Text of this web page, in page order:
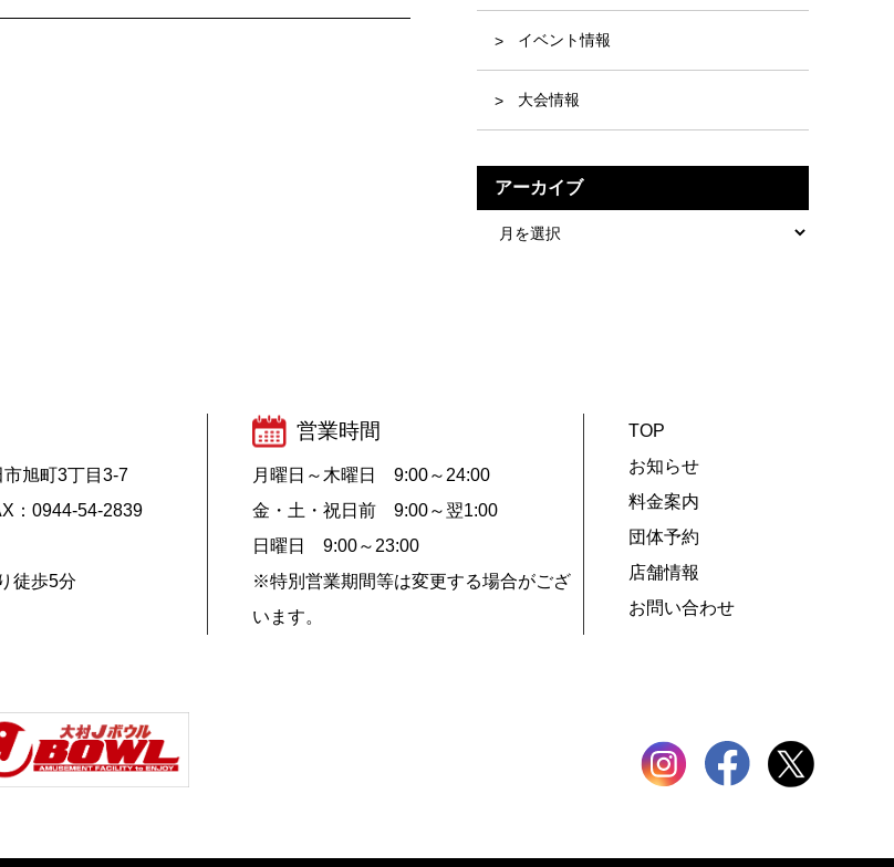
イベント情報
大会情報
アーカイブ
旭町3丁目3-7
：0944-54-2839
徒歩5分
営業時間
月曜日～木曜日 9:00～24:00
金・土・祝日前 9:00～翌1:00
日曜日 9:00～23:00
※特別営業期間等は変更する場合がござ
います。
TOP
お知らせ
料金案内
団体予約
店舗情報
お問い合わせ